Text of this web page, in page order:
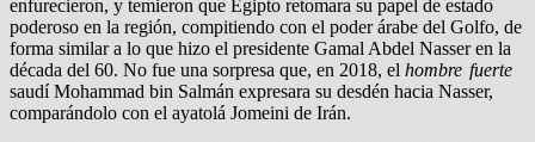
enfurecieron, y temieron que Egipto retomara su papel de estado
poderoso en la región, compitiendo con el poder árabe del Golfo, de
forma similar a lo que hizo el presidente Gamal Abdel Nasser en la
década del 60. No fue una sorpresa que, en 2018, el hombre fuerte
saudí Mohammad bin Salmán expresara su desdén hacia Nasser,
comparándolo con el ayatolá Jomeini de Irán.